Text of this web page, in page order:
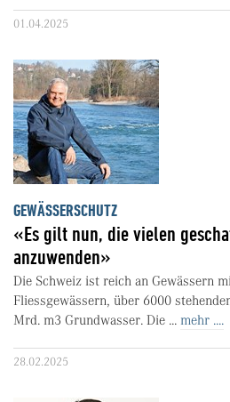
01.04.2025
GEWÄSSERSCHUTZ
«Es gilt nun, die vielen
anzuwenden»
Die Schweiz ist reich an Gewässern
Fliessgewässern, über 6000
Mrd. m3 Grundwasser. Die ... mehr ....
28.02.2025